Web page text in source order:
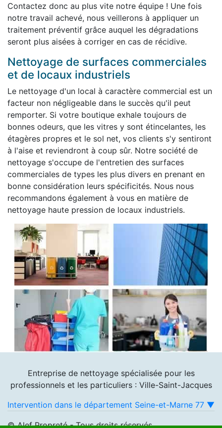
Contactez donc au plus vite notre équipe ! Une fois
notre travail achevé, nous veillerons à appliquer un
traitement préventif grâce auquel les dégradations
seront plus aisées à corriger en cas de récidive.
Nettoyage de surfaces commerciales
et de locaux industriels
Le nettoyage d'un local à caractère commercial est un
facteur non négligeable dans le succès qu'il peut
remporter. Si votre boutique exhale toujours de
bonnes odeurs, que les vitres y sont étincelantes, les
étagères propres et le sol net, vos clients s'y sentiront
à l'aise et reviendront à coup sûr. Notre société de
nettoyage s'occupe de l'entretien des surfaces
commerciales de types les plus divers en prenant en
bonne considération leurs spécificités. Nous nous
recommandons également à vous en matière de
nettoyage haute pression de locaux industriels.
Entreprise de nettoyage spécialisée pour les
professionnels et les particuliers : Ville-Saint-Jacques
Intervention dans le département Seine-et-Marne 77 ▼
© Alef Propreté - Tous droits réservés